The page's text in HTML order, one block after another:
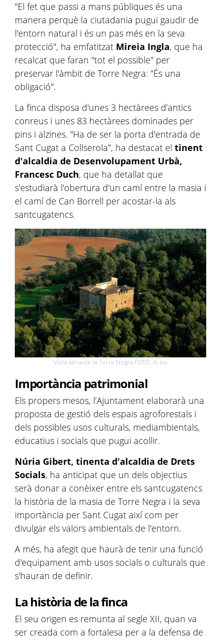
"El fet que passi a mans públiques és una
manera perquè la ciutadania pugui gaudir de
l'entorn natural i és un pas més en la seva
protecció", ha emfatitzat Mireia Ingla, que ha
recalcat que faran "tot el possible" per
preservar l'àmbit de Torre Negra: "És una
obligació".
La finca disposa d'unes 3 hectàrees d’antics
conreus i unes 83 hectàrees dominades per
pins i alzines. "Ha de ser la porta d'entrada de
Sant Cugat a Collserola", ha destacat el tinent
d'alcaldia de Desenvolupament Urbà,
Francesc Duch, que ha detallat que
s'estudiarà l'obertura d'un camí entre la masia i
el camí de Can Borrell per acostar-la als
santcugatencs.
Vista aèria de la Torre Negra FOTO: Arxiu
Importància patrimonial
Els propers mesos, l’Ajuntament elaborarà una
proposta de gestió dels espais agroforestals i
dels possibles usos culturals, mediambientals,
educatius i socials que pugui acollir.
Núria Gibert, tinenta d'alcaldia de Drets
Socials, ha anticipat que un dels objectius
serà donar a conèixer entre els santcugatencs
la història de la masia de Torre Negra i la seva
importància per Sant Cugat així com per
divulgar els valors ambientals de l'entorn.
A més, ha afegit que haurà de tenir una funció
d'equipament amb usos socials o culturals que
s'hauran de definir.
La història de la finca
El seu origen es remunta al segle XII, quan va
ser creada com a fortalesa per a la defensa de